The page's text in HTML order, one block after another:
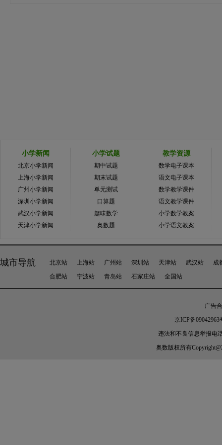
小学新闻
北京小学新闻
上海小学新闻
广州小学新闻
深圳小学新闻
武汉小学新闻
天津小学新闻
小学试题
期中试题
期末试题
单元测试
口算题
趣味数学
奥数题
教学资源
数学电子课本
语文电子课本
数学教学课件
语文教学课件
小学数学教案
小学语文教案
城市导航 北京站 上海站 广州站 深圳站 天津站 武汉站
成
合肥站
宁波站 青岛站 石家庄站 全国站
广告
京ICP备09042963
违法和不良信息举报电
奥数 版权所有